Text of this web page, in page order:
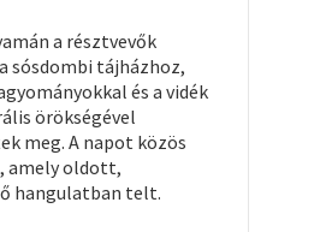
a résztvevők
sósdombi tájházhoz,
és a vidék
örökségével
meg. A napot közös
amely oldott,
hangulatban telt.